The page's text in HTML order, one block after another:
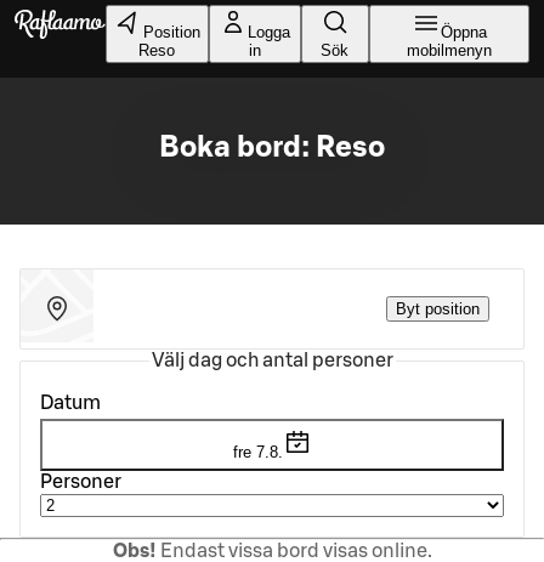
Gå till huvudinnehållet
Position
Reso
Logga
in
Sök
Öppna
mobilmenyn
Boka bord: Reso
Byt position
Välj dag och antal personer
Datum
fre 7.8.
Personer
Obs! Endast vissa bord visas online.